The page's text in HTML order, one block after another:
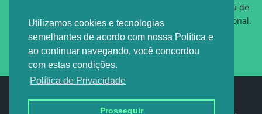
Utilizamos cookies e tecnologias
semelhantes de acordo com nossa Política e
ao continuar navegando, você concordou
com estas condições.
Política de Privacidade
Prosseguir
gratuitamente para auxiliar pessoas que estão a procura de
um novo emprego ou querem reposicionamento profissional.